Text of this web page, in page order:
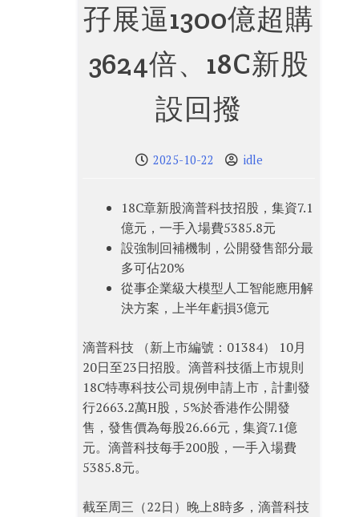
孖展逼1300億超購
3624倍、18C新股
設回撥
2025-10-22 idle
18C章新股滴普科技招股，集資7.1
億元，一手入場費5385.8元
設強制回補機制，公開發售部分最
多可佔20%
從事企業級大模型人工智能應用解
決方案，上半年虧損3億元
滴普科技 （新上市編號：01384） 10月
20日至23日招股。滴普科技循上市規則
18C特專科技公司規例申請上市，計劃發
行2663.2萬H股，5%於香港作公開發
售，發售價為每股26.66元，集資7.1億
元。滴普科技每手200股，一手入場費
5385.8元。
截至周三（22日）晚上8時多，滴普科技